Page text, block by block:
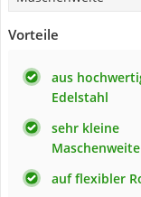
Vorteile
aus
Edelstahl
sehr kleine
Maschenweite
auf flexibler